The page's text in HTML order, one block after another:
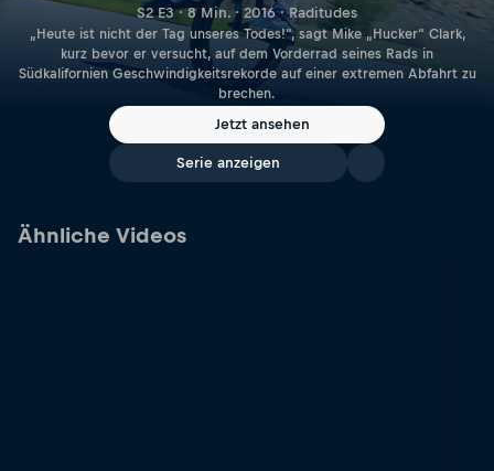
S2 E3 · 8 Min. · 2016 · Raditudes
„Heute ist nicht der Tag unseres Todes!“, sagt Mike „Hucker“ Clark,
kurz bevor er versucht, auf dem Vorderrad seines Rads in
Südkalifornien Geschwindigkeitsrekorde auf einer extremen Abfahrt zu
brechen.
Jetzt ansehen
Serie anzeigen
Ähnliche Videos